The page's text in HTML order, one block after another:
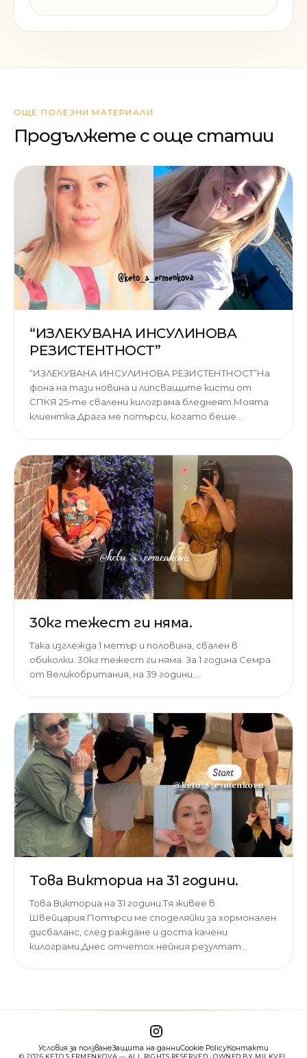
ОЩЕ ПОЛЕЗНИ МАТЕРИАЛИ
Продължете с още статии
“ИЗЛЕКУВАНА ИНСУЛИНОВА
РЕЗИСТЕНТНОСТ”
“ИЗЛЕКУВАНА ИНСУЛИНОВА РЕЗИСТЕНТНОСТ”На
фона на тази новина и липсващите кисти от
СПКЯ 25-те свалени килограма бледнеят.Моята
клиентка Драга ме потърси, когато беше…
30кг тежест ги няма.
Така изглежда 1 метър и половина, свален в
обиколки. 30кг тежест ги няма. За 1 година Семра
от Великобритания, на 39 години,…
Това Викториа на 31 години.
Това Викториа на 31 години.Тя живее в
Швейцария.Потърси ме споделяйки за хормонален
дисбаланс, след раждане и доста качени
килограми.Днес отчетох нейния резултат…
© 2026 KETO S ERMENKOVA — ALL RIGHTS RESERVED · OWNED BY MILKVEL
Условия за ползванеЗащита на данниCookie PolicyКонтакти